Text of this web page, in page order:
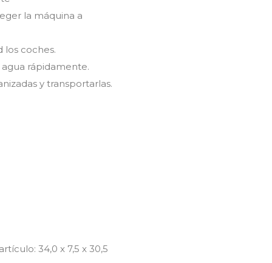
la máquina a
los coches.
rápidamente.
y transportarlas.
34,0 x 7,5 x 30,5